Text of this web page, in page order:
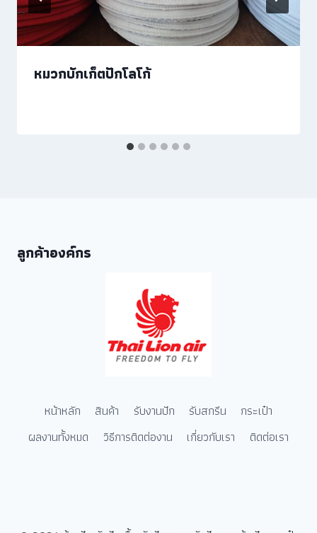
หมวกบักเก็ตปักโลโก้
ลูกค้าองค์กร
หน้าหลัก สินค้า รับงานปัก รับสกรีน
กระเป๋า
ผลงานทั้งหมด
วิธีการติดต่องาน เกี่ยวกับเรา ติดต่อเรา